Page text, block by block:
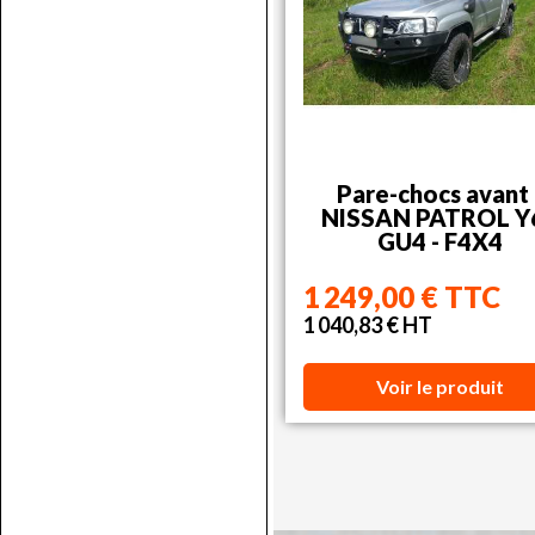
Pare-chocs avant
NISSAN PATROL
GU4 - F4X4
1 249,00 € TTC
1 040,83 € HT
Voir le produit